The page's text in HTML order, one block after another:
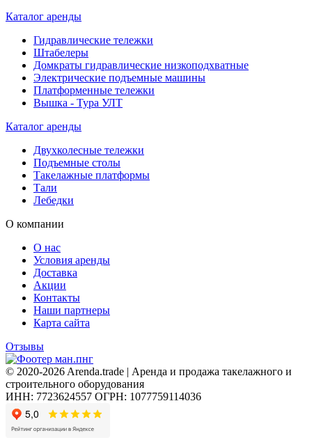
Каталог аренды
Гидравлические тележки
Штабелеры
Домкраты гидравлические низкоподхватные
Электрические подъемные машины
Платформенные тележки
Вышка - Тура УЛТ
Каталог аренды
Двухколесные тележки
Подъемные столы
Такелажные платформы
Тали
Лебедки
О компании
О нас
Условия аренды
Доставка
Акции
Контакты
Наши партнеры
Карта сайта
Отзывы
© 2020-2026 Arenda.trade | Аренда и продажа такелажного и
строительного оборудования
ИНН: 7723624557 ОГРН: 1077759114036